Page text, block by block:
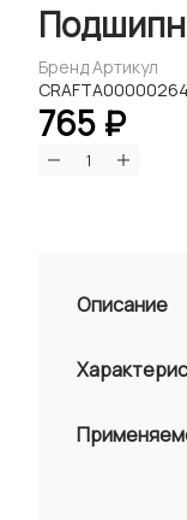
Бренд
CRAFT
Артикул
765 ₽
Описание